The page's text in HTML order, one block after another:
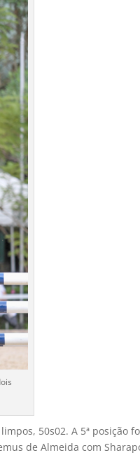
50s02. A 5ª posição
de Almeida com